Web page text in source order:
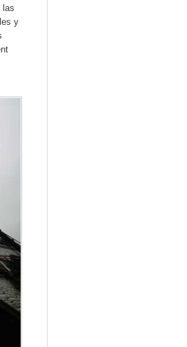
las
y